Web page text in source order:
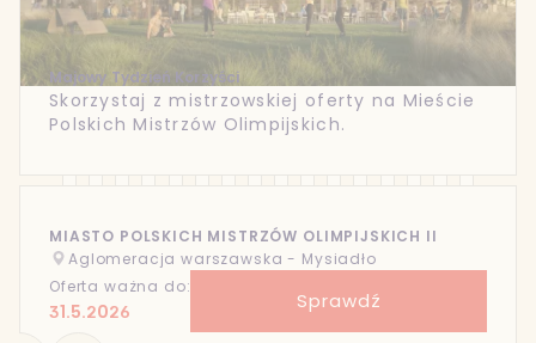
Majowy Tydzień Korzyści
Skorzystaj z mistrzowskiej oferty na Mieście
Polskich Mistrzów Olimpijskich.
MIASTO POLSKICH MISTRZÓW OLIMPIJSKICH II
Aglomeracja warszawska - Mysiadło
Oferta ważna do:
31.5.2026 Sprawdź